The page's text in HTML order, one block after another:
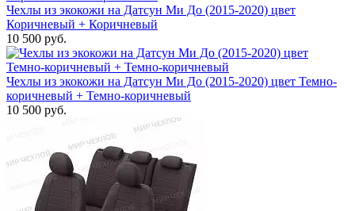
Чехлы из экокожи на Датсун Ми До (2015-2020) цвет
Коричневый + Коричневый
10 500 руб.
Чехлы из экокожи на Датсун Ми До (2015-2020) цвет Темно-
коричневый + Темно-коричневый
10 500 руб.